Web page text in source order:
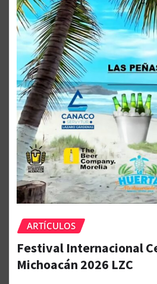
ARTÍCULOS
Festival Internacional
Michoacán 2026 LZC